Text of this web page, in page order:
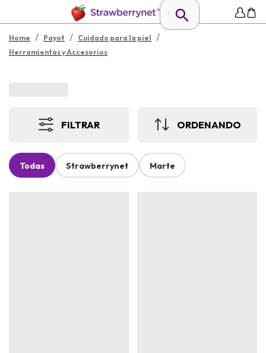
Home / Payot / Cuidado para la piel /
Herramientas y Accesorios
FILTRAR ORDENANDO
Todas Strawberrynet Marte